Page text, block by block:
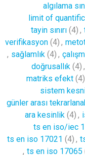
algılama
limit of
tayin sınırı (4) ,
verifikasyon (4) ,
, sağlamlık (4) ,
doğrusallık (4) ,
matriks efekt (4)
sistem
günler arası
ara kesinlik (4) ,
ts en iso/iec
ts en iso 17021 (4) ,
, ts en iso 17065